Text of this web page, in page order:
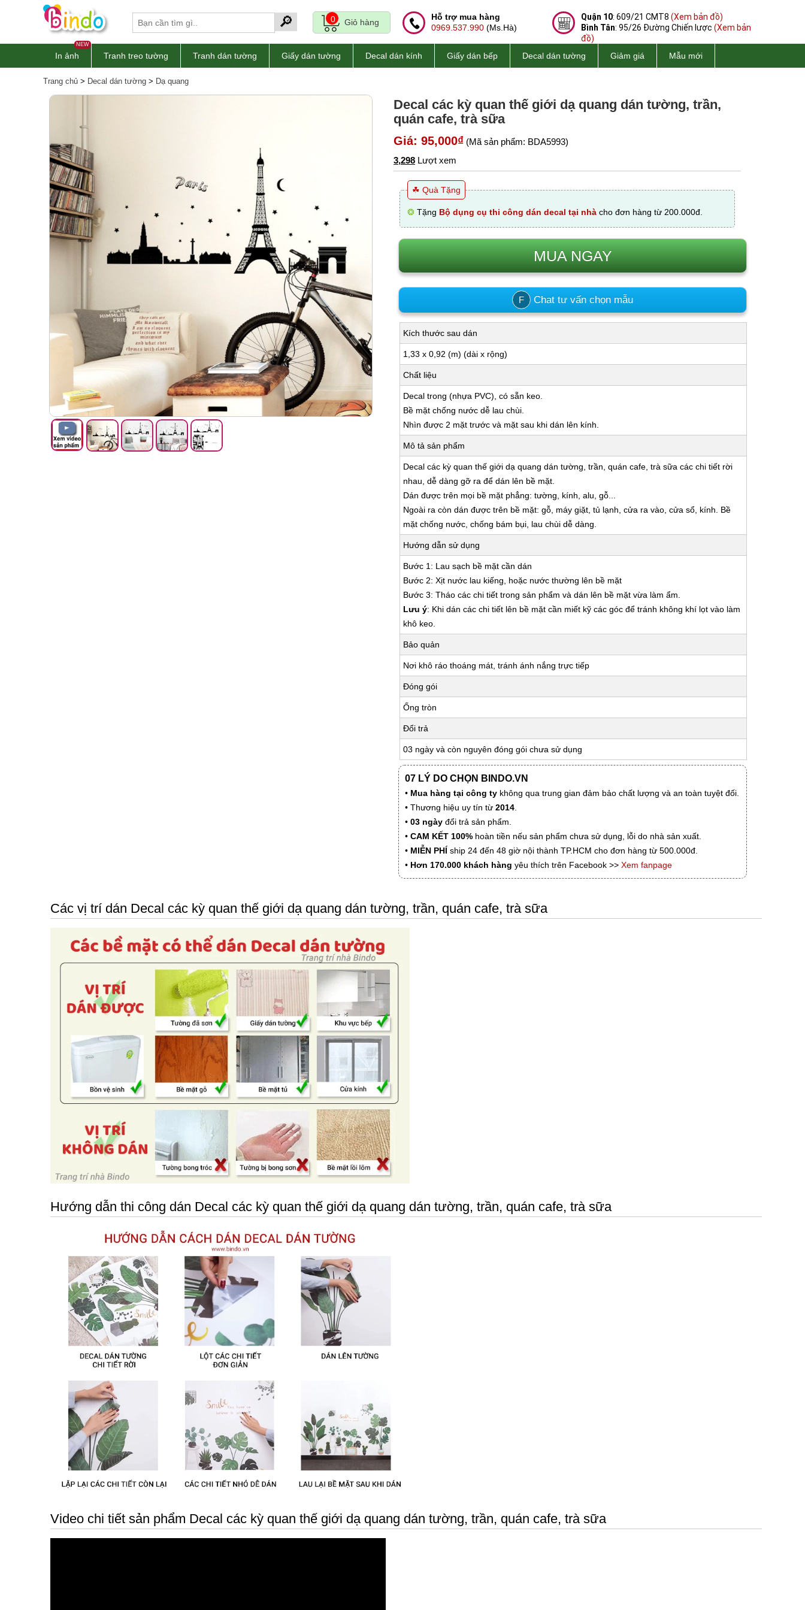
🔎 0 Giỏ hàng
Hỗ trợ mua hàng
0969.537.990 (Ms.Hà)
Quận 10: 609/21 CMT8 (Xem bản đồ)
Bình Tân: 95/26 Đường Chiến lược (Xem bản
đồ)
NEW
In ảnh Tranh treo tường Tranh dán tường Giấy dán tường Decal dán kính Giấy dán bếp Decal dán tường Giảm giá Mẫu mới
Trang chủ > Decal dán tường > Dạ quang
Decal các kỳ quan thế giới dạ quang dán tường, trần,
quán cafe, trà sữa
Giá: 95,000₫ (Mã sản phẩm: BDA5993)
3,298 Lượt xem
☘ Quà Tặng
❂ Tặng Bộ dụng cụ thi công dán decal tại nhà cho đơn hàng từ 200.000đ.
MUA NGAY
F Chat tư vấn chọn mẫu
Kích thước sau dán
1,33 x 0,92 (m) (dài x rộng)
Chất liệu
Decal trong (nhựa PVC), có sẵn keo.
Bề mặt chống nước dễ lau chùi.
Nhìn được 2 mặt trước và mặt sau khi dán lên kính.
Mô tả sản phẩm
Decal các kỳ quan thế giới dạ quang dán tường, trần, quán cafe, trà sữa các chi tiết rời
nhau, dễ dàng gỡ ra để dán lên bề mặt.
Dán được trên mọi bề mặt phẳng: tường, kính, alu, gỗ...
Ngoài ra còn dán được trên bề mặt: gỗ, máy giặt, tủ lạnh, cửa ra vào, cửa sổ, kính. Bề
mặt chống nước, chống bám bụi, lau chùi dễ dàng.
Hướng dẫn sử dụng
Bước 1: Lau sạch bề mặt cần dán
Bước 2: Xịt nước lau kiếng, hoặc nước thường lên bề mặt
Bước 3: Tháo các chi tiết trong sản phẩm và dán lên bề mặt vừa làm ẩm.
Lưu ý: Khi dán các chi tiết lên bề mặt cần miết kỹ các góc để tránh không khí lọt vào làm
khô keo.
Bảo quản
Nơi khô ráo thoáng mát, tránh ánh nắng trực tiếp
Đóng gói
Ống tròn
Đổi trả
03 ngày và còn nguyên đóng gói chưa sử dụng
07 LÝ DO CHỌN BINDO.VN
• Mua hàng tại công ty không qua trung gian đảm bảo chất lượng và an toàn tuyệt đối.
• Thương hiệu uy tín từ 2014
• 03 ngày đổi trả sản phẩm.
• CAM KẾT 100% hoàn tiền nếu sản phẩm chưa sử dụng, lỗi do nhà sản xuất.
• MIỄN PHÍ ship 24 đến 48 giờ nội thành TP.HCM cho đơn hàng từ 500.000đ.
• Hơn 170.000 khách hàng yêu thích trên Facebook >> Xem fanpage
Các vị trí dán Decal các kỳ quan thế giới dạ quang dán tường, trần, quán cafe, trà sữa
Hướng dẫn thi công dán Decal các kỳ quan thế giới dạ quang dán tường, trần, quán cafe, trà sữa
Video chi tiết sản phẩm Decal các kỳ quan thế giới dạ quang dán tường, trần, quán cafe, trà sữa